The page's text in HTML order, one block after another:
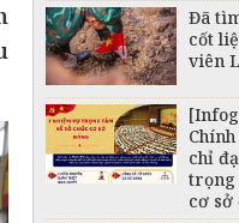
Đã
cốt
viên
chỉ
trọng
cơ sở